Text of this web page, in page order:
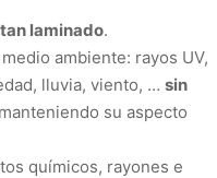
laminado.
ambiente: rayos UV,
lluvia, viento, … sin
su aspecto
químicos, rayones e